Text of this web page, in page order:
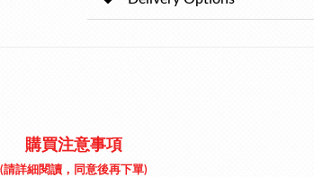
購買注意事項
(請詳細閱讀，同意後再下單)